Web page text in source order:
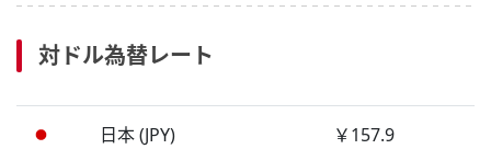
対ドル為替レート
日本 (JPY) ￥157.9